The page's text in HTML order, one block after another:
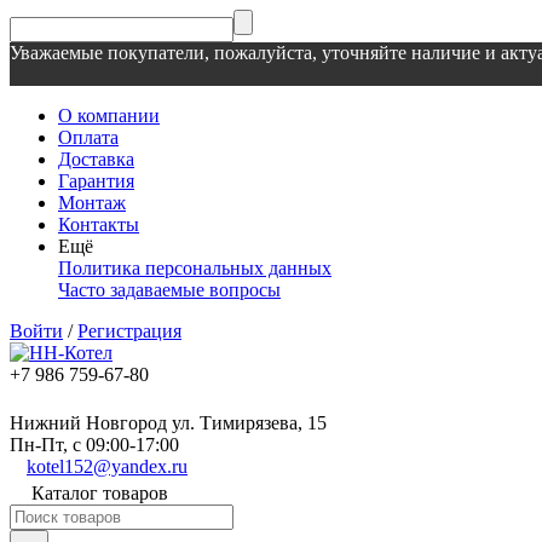
Уважаемые покупатели, пожалуйста, уточняйте наличие и
О компании
Оплата
Доставка
Гарантия
Монтаж
Контакты
Ещё
Политика персональных данных
Часто задаваемые вопросы
Войти /Регистрация
+7 986 759-67-80
Нижний Новгород ул. Тимирязева, 15
Пн-Пт, с 09:00-17:00
kotel152@yandex.ru
Каталог товаров